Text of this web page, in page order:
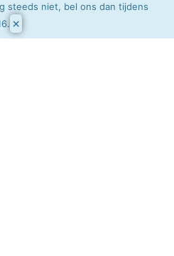
steeds niet, bel ons dan tijdens
×